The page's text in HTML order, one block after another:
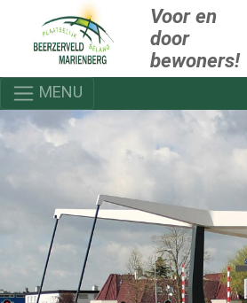
Voor en
door
bewoners!
MENU